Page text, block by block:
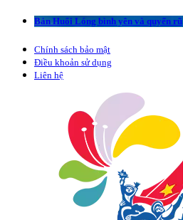
Bản Huổi Lóng bình yên và quyến rũ
Chính sách bảo mật
Điều khoản sử dụng
Liên hệ